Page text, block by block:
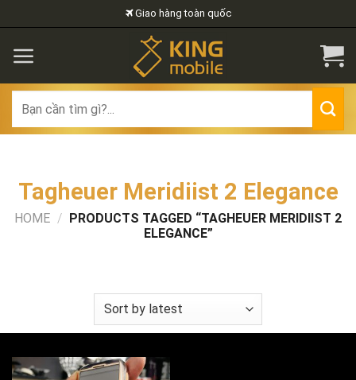
to
content
Giao hàng toàn quốc
for:
Tagheuer Meridiist 2 Elegance
HOME / PRODUCTS TAGGED “TAGHEUER MERIDIIST 2
ELEGANCE”